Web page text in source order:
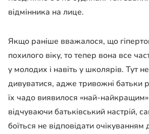
відмінника на лице.
Якщо раніше вважалося, що
похилого віку, то тепер вона все
у молодих і навіть у школярів. Тут
дивуватися, адже тривожні батьки
їх чадо виявилося «най-
відчуваючи батьківський настрій,
боїться не відповідати очікуванням